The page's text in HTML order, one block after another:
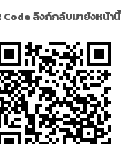
Code ลิงก์กลับมายังหน้านี้